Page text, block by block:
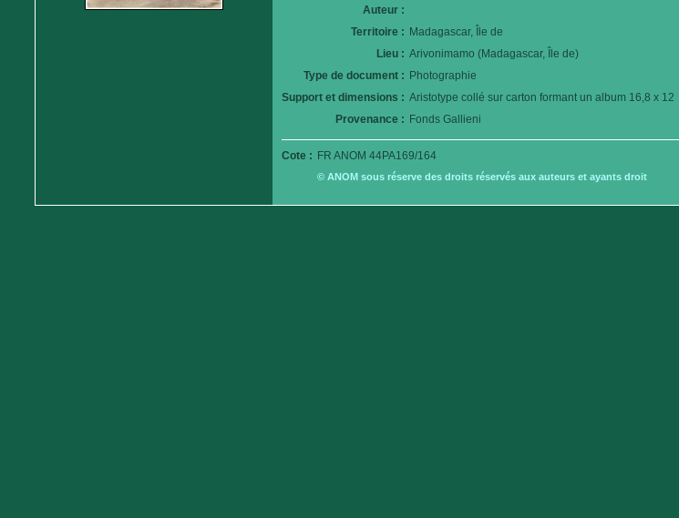
Auteur :
Territoire : Madagascar, Île de
Lieu : Arivonimamo (Madagascar, Île de)
Type de document : Photographie
Support et dimensions : Aristotype collé sur carton formant un album 16,8 x 12
Provenance : Fonds Gallieni
Cote : FR ANOM 44PA169/164
© ANOM sous réserve des droits réservés aux auteurs et ayants droit